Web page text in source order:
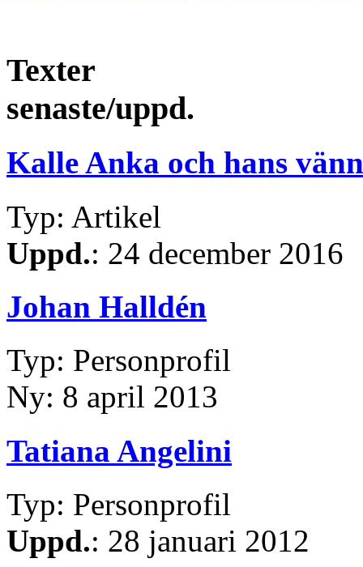
Texter
senaste/uppd.
Kalle Anka och hans
Typ: Artikel
Uppd.: 24 december 2016
Johan Halldén
Typ: Personprofil
Ny: 8 april 2013
Tatiana Angelini
Typ: Personprofil
Uppd.: 28 januari 2012